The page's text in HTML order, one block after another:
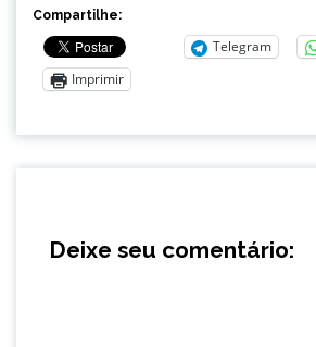
Compartilhe:
Telegram
Imprimir
Deixe seu comentário: